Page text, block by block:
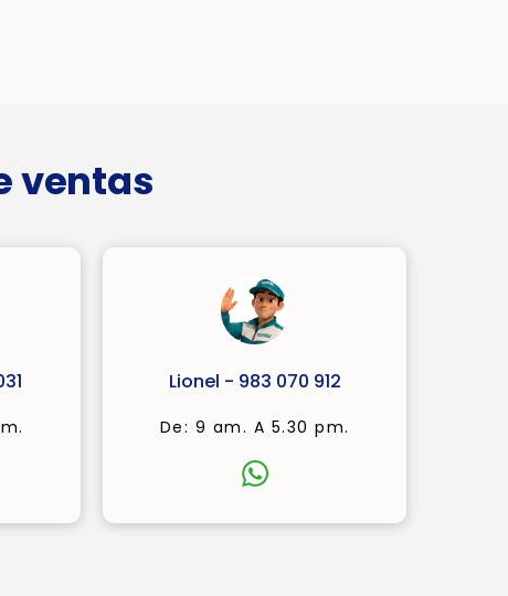
ventas
Lionel - 983 070 912
De: 9 am. A 5.30 pm.